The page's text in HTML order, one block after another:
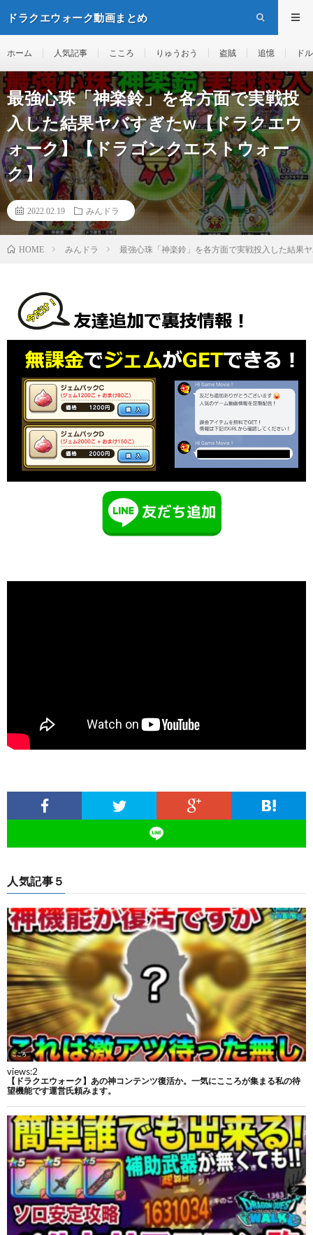
ドラクエウォーク動画まとめ
ホーム 人気記事 こころ りゅうおう 盗賊 追憶 ド
最強心珠「神楽鈴」を各方面で実戦投
入した結果ヤバすぎたw【ドラクエウ
ォーク】【ドラゴンクエストウォー
ク】
2022.02.19 みんドラ
HOME みんドラ 最強心珠「神楽鈴」を各方面で実戦投入した結果
人気記事５